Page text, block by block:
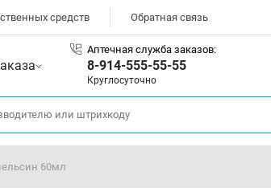
средств Обратная связь
Аптечная служба заказов:
8-914-555-55-55
Круглосуточно
60мл